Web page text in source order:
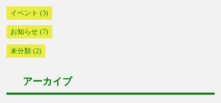
イベント (3)
お知らせ (7)
未分類 (2)
アーカイブ